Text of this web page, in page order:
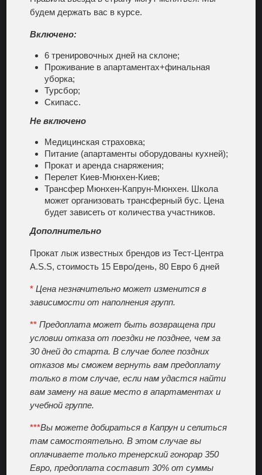
будем держать вас в курсе.
Включено:
6 тренировочных дней на склоне;
Проживание в апартаментах+финальная
уборка;
Турсбор;
Скипасс.
Не включено
Медицинская страховка;
Питание (апартаменты оборудованы кухней);
Прокат и аренда снаряжения;
Перелет Киев-Мюнхен-Киев;
Трансфер Мюнхен-Капрун-Мюнхен. Школа
может организовать трансферный бус. Цена
будет зависеть от количества участников.
Дополнительно
Прокат лыж известных брендов из Тест-Центра
A.S.S, стоимость 15 Евро/день, 80 Евро 6 дней
* Цена незначительно может изменится в
зависимости от наполнения групп.
**Предоплата может быть возвращена при
условии отказа от поездки не позднее, чем за
30 дней до старта. В случае более поздних
отказов мы сможем вернуть вам предоплату
только в том случае, если нам удастся найти
вам замену на ваше место в апартаментах и
учебной группе.
***Вы можете добираться в Капрун и селиться
там самостоятельно. В этом случае вы
оплачиваете только тренерский гонорар 350
Евро, предоплата составит 30% от суммы